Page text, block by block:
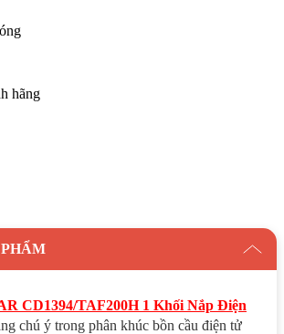
hãng
CD1394/TAF200H 1 Khối Nắp Điện
chú ý trong phân khúc bồn cầu điện tử